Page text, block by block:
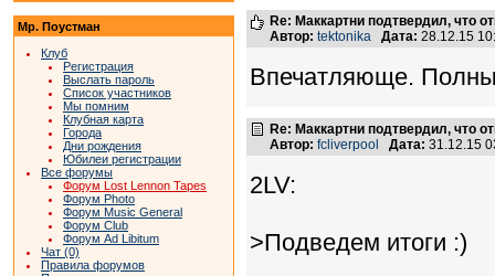
Мр. Поустман
Клуб
Регистрация
Выслать пароль
Список участников
Мы помним
Клубная карта
Города
Дни рождения
Юбилеи регистрации
Все форумы
Форум Lost Lennon Tapes
Форум Photo
Форум Music General
Форум Club
Форум Ad Libitum
Чат (0)
Правила форумов
Re: Маккартни подтвердил, что
Автор: tektonika Дата: 28.12.15
Впечатляюще.
Re: Маккартни подтвердил, что
Автор: fcliverpool Дата: 31.12.15
2LV:
>Подведем итоги :)